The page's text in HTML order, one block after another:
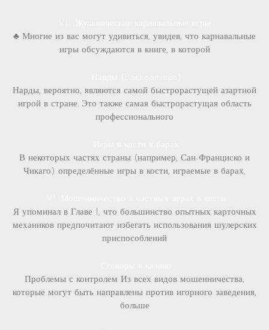
♣ Многие из вас могут удивиться, увидев, что карнавальные
игры обсуждаются в книге, в которой
Нарды, вероятно, являются самой быстрорастущей азартной
игрой в стране. Это также самая быстрорастущая область
профессионального
В некоторых частях страны (например, Сан-Франциско и
Чикаго) определённые игры в кости, играемые в барах,
Я упоминал в Главе I, что большинство опытных карточных
механиков предпочитают избегать использования шулерских
приспособлений
Проблемы с контролем Из всех видов мошенничества,
которые могут быть направлены против игорного заведения,
больше